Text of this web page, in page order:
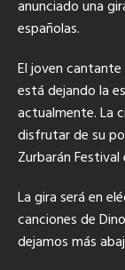
anunciado una
españolas.
El joven cantante
está dejando la
actualmente. La
disfrutar de su
Zurbarán Festival
La gira será en
canciones de
dejamos más